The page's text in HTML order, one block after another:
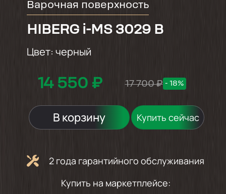
Варочная поверхность
HIBERG i-MS 3029 B
Цвет: черный
14 550 ₽ 17 700 ₽ - 18%
В корзину Купить сейчас
2 года гарантийного обслуживания
Купить на маркетплейсе: